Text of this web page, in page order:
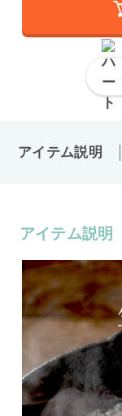
アイテム説明
アイテム説明